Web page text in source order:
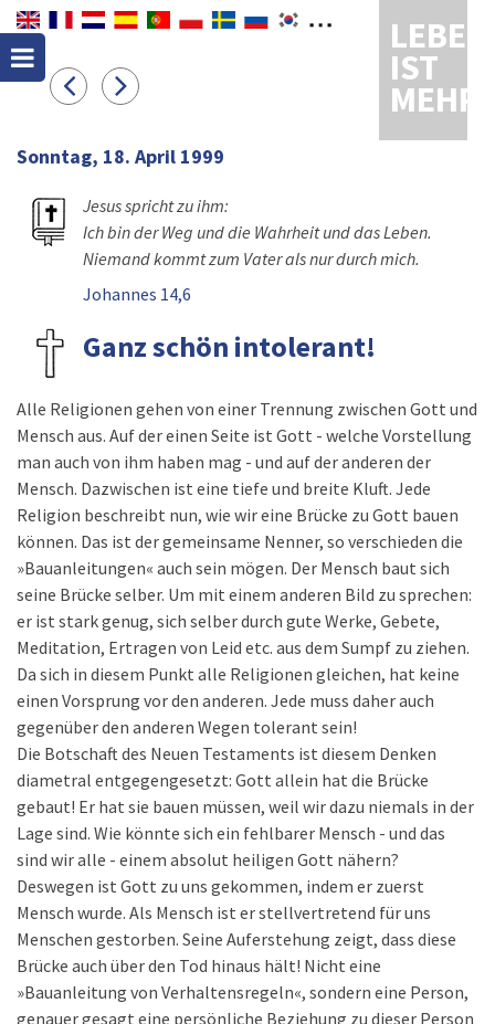
LEBEN
IST
MEHR
Sonntag, 18. April 1999
Jesus spricht zu ihm:
Ich bin der Weg und die Wahrheit und das Leben.
Niemand kommt zum Vater als nur durch mich.
Johannes 14,6
Ganz schön intolerant!
Alle Religionen gehen von einer Trennung zwischen Gott und
Mensch aus. Auf der einen Seite ist Gott - welche Vorstellung
man auch von ihm haben mag - und auf der anderen der
Mensch. Dazwischen ist eine tiefe und breite Kluft. Jede
Religion beschreibt nun, wie wir eine Brücke zu Gott bauen
können. Das ist der gemeinsame Nenner, so verschieden die
»Bauanleitungen« auch sein mögen. Der Mensch baut sich
seine Brücke selber. Um mit einem anderen Bild zu sprechen:
er ist stark genug, sich selber durch gute Werke, Gebete,
Meditation, Ertragen von Leid etc. aus dem Sumpf zu ziehen.
Da sich in diesem Punkt alle Religionen gleichen, hat keine
einen Vorsprung vor den anderen. Jede muss daher auch
gegenüber den anderen Wegen tolerant sein!
Die Botschaft des Neuen Testaments ist diesem Denken
diametral entgegengesetzt: Gott allein hat die Brücke
gebaut! Er hat sie bauen müssen, weil wir dazu niemals in der
Lage sind. Wie könnte sich ein fehlbarer Mensch - und das
sind wir alle - einem absolut heiligen Gott nähern?
Deswegen ist Gott zu uns gekommen, indem er zuerst
Mensch wurde. Als Mensch ist er stellvertretend für uns
Menschen gestorben. Seine Auferstehung zeigt, dass diese
Brücke auch über den Tod hinaus hält! Nicht eine
»Bauanleitung von Verhaltensregeln«, sondern eine Person,
genauer gesagt eine persönliche Beziehung zu dieser Person